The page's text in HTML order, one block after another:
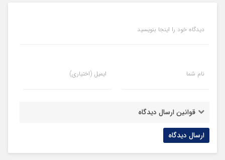
دیدگاه خود را اینجا بنویسید
نام شما ایمیل (اختیاری)
قوانین ارسال دیدگاه